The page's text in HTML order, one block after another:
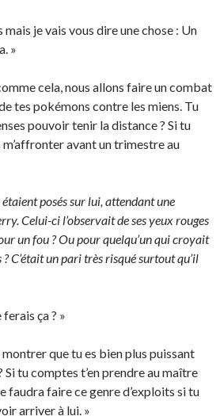
mais je vais vous dire une chose : Un
»
cela, nous allons faire un combat
tes pokémons contre les miens. Tu
pouvoir tenir la distance ? Si tu
avant un trimestre au
posés sur lui, attendant une
Celui-ci l’observait de ses yeux rouges
un fou ? Ou pour quelqu’un qui croyait
C’était un pari très risqué surtout qu’il
ça ? »
montrer que tu es bien plus puissant
Si tu comptes t’en prendre au maître
faudra faire ce genre d’exploits si tu
arriver à lui. »